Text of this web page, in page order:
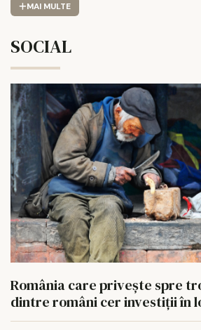
MAI MULTE
SOCIAL
România care privește spre
dintre români cer investiții în
oamenii fără adăpost